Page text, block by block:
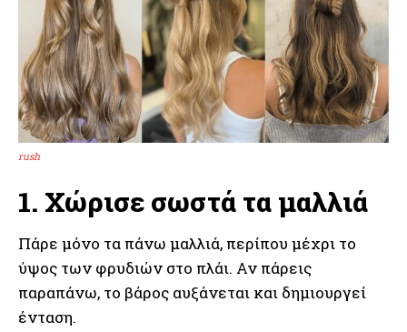
rush
1. Χώρισε σωστά τα μαλλιά
Πάρε μόνο τα πάνω μαλλιά, περίπου μέχρι το
ύψος των φρυδιών στο πλάι. Αν πάρεις
παραπάνω, το βάρος αυξάνεται και δημιουργεί
ένταση.